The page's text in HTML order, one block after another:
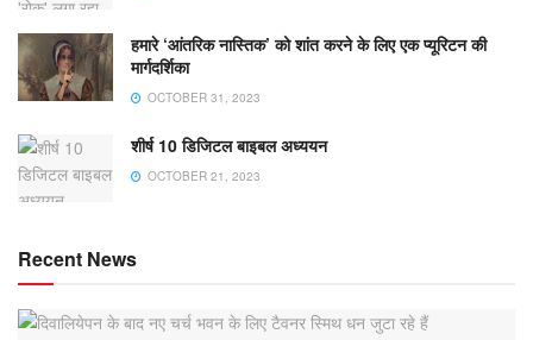
हमारे ‘आंतरिक नास्तिक’ को शांत करने के लिए एक प्यूरिटन की
मार्गदर्शिका
OCTOBER 31, 2023
शीर्ष 10 डिजिटल बाइबल अध्ययन
OCTOBER 21, 2023
Recent News